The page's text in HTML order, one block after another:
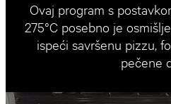
Ovaj program s
275°C posebno je
ispeći savršenu pizzu,
pečene